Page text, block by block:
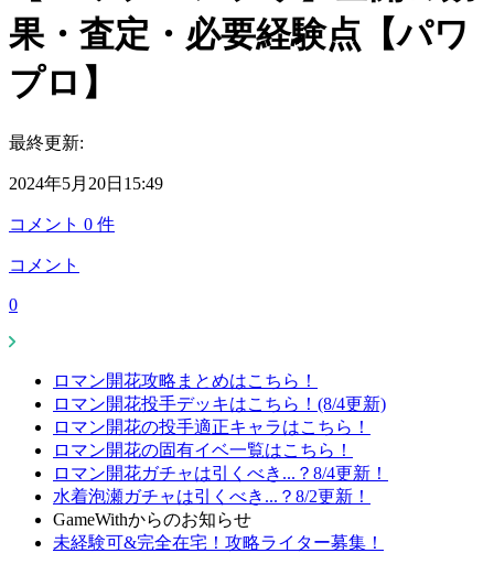
果・査定・必要経験点【パワ
プロ】
最終更新:
2024年5月20日15:49
コメント 0 件
コメント
0
ロマン開花攻略まとめはこちら！
ロマン開花投手デッキはこちら！(8/4更新)
ロマン開花の投手適正キャラはこちら！
ロマン開花の固有イベ一覧はこちら！
ロマン開花ガチャは引くべき...？8/4更新！
水着泡瀬ガチャは引くべき...？8/2更新！
GameWithからのお知らせ
未経験可&完全在宅！攻略ライター募集！